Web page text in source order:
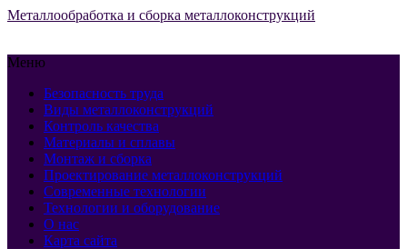
Металлообработка и сборка металлоконструкций
Меню
Безопасность труда
Виды металлоконструкций
Контроль качества
Материалы и сплавы
Монтаж и сборка
Проектирование металлоконструкций
Современные технологии
Технологии и оборудование
О нас
Карта сайта